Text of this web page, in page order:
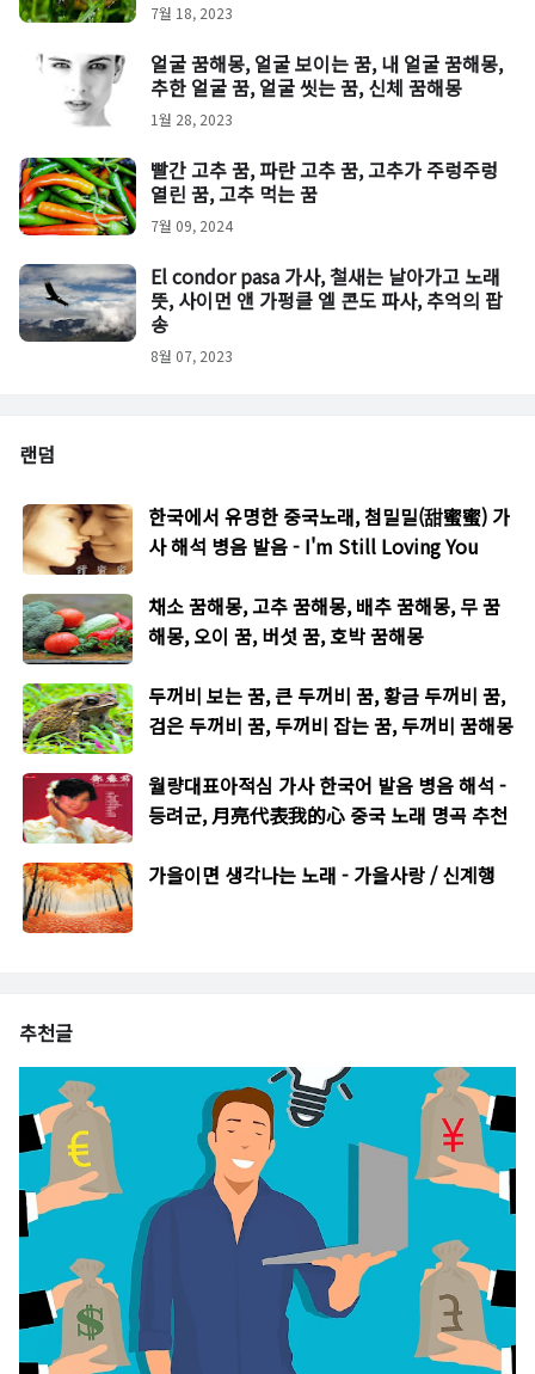
7월 18, 2023
얼굴 꿈해몽, 얼굴 보이는 꿈, 내 얼굴 꿈해몽,
추한 얼굴 꿈, 얼굴 씻는 꿈, 신체 꿈해몽
1월 28, 2023
빨간 고추 꿈, 파란 고추 꿈, 고추가 주렁주렁
열린 꿈, 고추 먹는 꿈
7월 09, 2024
El condor pasa 가사, 철새는 날아가고 노래
뜻, 사이먼 앤 가펑클 엘 콘도 파사, 추억의 팝
송
8월 07, 2023
랜덤
한국에서 유명한 중국노래, 첨밀밀(甜蜜蜜) 가
사 해석 병음 발음 - I'm Still Loving You
채소 꿈해몽, 고추 꿈해몽, 배추 꿈해몽, 무 꿈
해몽, 오이 꿈, 버섯 꿈, 호박 꿈해몽
두꺼비 보는 꿈, 큰 두꺼비 꿈, 황금 두꺼비 꿈,
검은 두꺼비 꿈, 두꺼비 잡는 꿈, 두꺼비 꿈해몽
월량대표아적심 가사 한국어 발음 병음 해석 -
등려군, 月亮代表我的心 중국 노래 명곡 추천
가을이면 생각나는 노래 - 가을사랑 / 신계행
추천글